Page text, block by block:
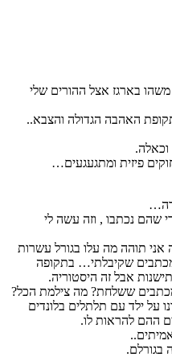
בארגז אצל ההורים שלי
האהבה הגדולה והצבא..
וכאלה.
פיזית ומתגעגעים…
שהם נכתבו , וזה עשה לי
תוהה מה עלו בגורל עשרות
שקיבלתי… בתקופה
אבל זה היסטוריה.
ששלחת? מה צילמת הכל?
על ילד עם תלתלים בלונדים
ההם להראות לו.
בגורלם.